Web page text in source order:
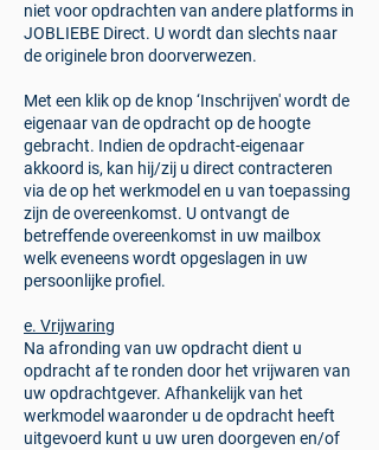
niet voor opdrachten van andere platforms in
JOBLIEBE Direct. U wordt dan slechts naar
de originele bron doorverwezen.
Met een klik op de knop ‘Inschrijven' wordt de
eigenaar van de opdracht op de hoogte
gebracht. Indien de opdracht-eigenaar
akkoord is, kan hij/zij u direct contracteren
via de op het werkmodel en u van toepassing
zijn de overeenkomst. U ontvangt de
betreffende overeenkomst in uw mailbox
welk eveneens wordt opgeslagen in uw
persoonlijke profiel.
e. Vrijwaring
Na afronding van uw opdracht dient u
opdracht af te ronden door het vrijwaren van
uw opdrachtgever. Afhankelijk van het
werkmodel waaronder u de opdracht heeft
uitgevoerd kunt u uw uren doorgeven en/of